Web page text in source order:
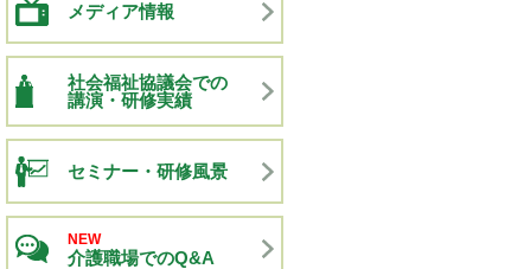
メディア情報
社会福祉協議会での
講演・研修実績
セミナー・研修風景
NEW
介護職場でのQ&A